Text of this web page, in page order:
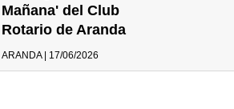
Mañana' del Club
Rotario de Aranda
ARANDA | 17/06/2026